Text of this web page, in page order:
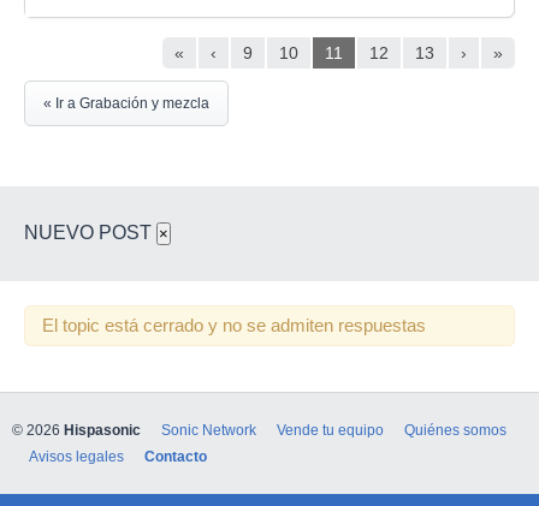
« ‹ 9 10 11 12 13 › »
« Ir a Grabación y mezcla
NUEVO POST ×
El topic está cerrado y no se admiten respuestas
© 2026 Hispasonic Sonic Network Vende tu equipo
Quiénes somos
Avisos legales
Contacto